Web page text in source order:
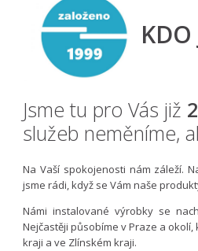
Jsme tu pro Vás již
služeb neměníme,
Na Vaší spokojenosti nám záleží.
jsme rádi, když se Vám naše
Námi instalované výrobky se
Nejčastěji působíme v Praze a
kraji a ve Zlínském kraji.